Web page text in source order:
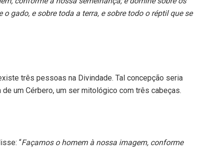
o gado, e sobre toda a terra, e sobre todo o réptil que se
três pessoas na Divindade. Tal concepção seria
um Cérbero, um ser mitológico com três cabeças.
“Façamos o homem à nossa imagem, conforme